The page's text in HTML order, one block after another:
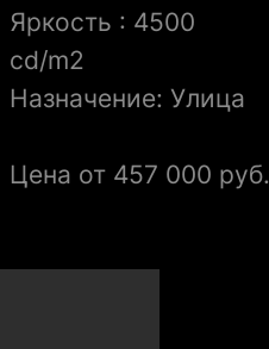
Яркость : 4500
cd/m2
Назначение: Улица
Цена от 457 000 руб.